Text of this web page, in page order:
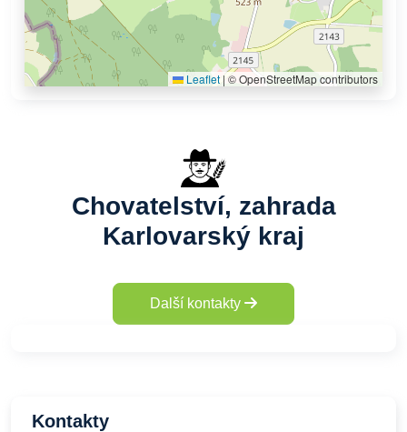
Leaflet |© OpenStreetMap contributors
Chovatelství, zahrada
Karlovarský kraj
Další kontakty
Kontakty